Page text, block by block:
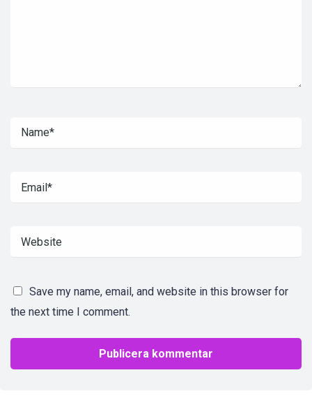
Save my name, email, and website in this browser for
the next time I comment.